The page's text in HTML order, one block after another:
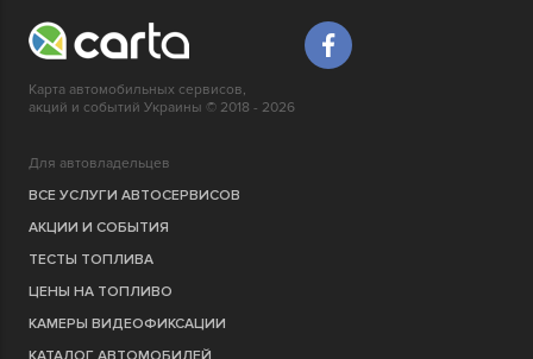
Карта автомобильных сервисов,
акций и событий Украины © 2018 - 2026
Для автовладельцев
ВСЕ УСЛУГИ АВТОСЕРВИСОВ
АКЦИИ И СОБЫТИЯ
ТЕСТЫ ТОПЛИВА
ЦЕНЫ НА ТОПЛИВО
КАМЕРЫ ВИДЕОФИКСАЦИИ